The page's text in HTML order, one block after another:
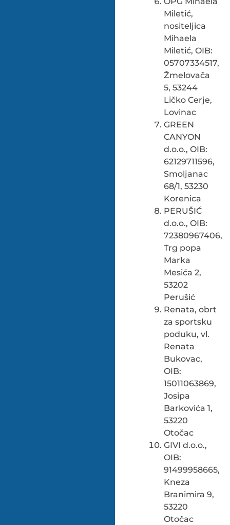
Miletić,
nositeljica
Mihaela
Miletić, OIB:
05707334517,
Žmelovača
5, 53244
Ličko Cerje,
Lovinac
GREEN
CANYON
d.o.o., OIB:
62129711596,
Smoljanac
68/1, 53230
Korenica
PERUŠIĆ
d.o.o., OIB:
72380967406,
Trg popa
Marka
Mesića 2,
53202
Perušić
Renata, obrt
za sportsku
poduku, vl.
Renata
Bukovac,
OIB:
15011063869,
Josipa
Barkovića 1,
53220
Otočac
GIVI d.o.o.,
OIB:
91499958665,
Kneza
Branimira 9,
53220
Otočac